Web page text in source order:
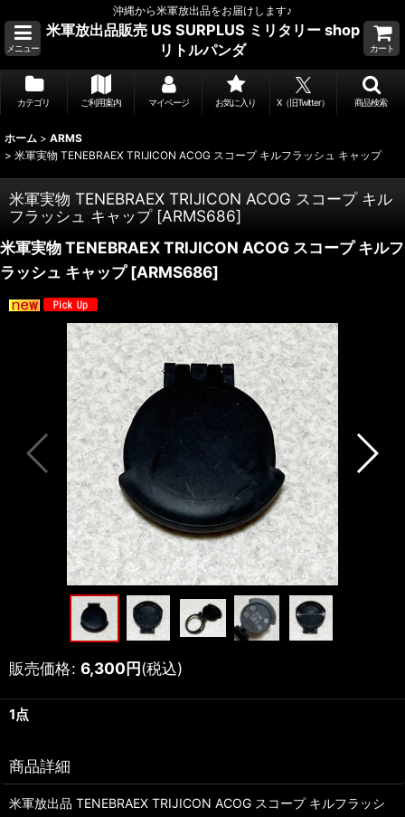
沖縄から米軍放出品をお届けします♪
メニュー
米軍放出品販売 US SURPLUS ミリタリー shop
リトルパンダ
カート
カテゴリ ご利用案内 マイページ お気に入り X（旧Twitter） 商品検索
ホーム > ARMS
> 米軍実物 TENEBRAEX TRIJICON ACOG スコープ キルフラッシュ キャップ
米軍実物 TENEBRAEX TRIJICON ACOG スコープ キル
フラッシュ キャップ [ARMS686]
米軍実物 TENEBRAEX TRIJICON ACOG スコープ キルフ
ラッシュ キャップ [ARMS686]
販売価格: 6,300円(税込)
1点
商品詳細
米軍放出品 TENEBRAEX TRIJICON ACOG スコープ キルフラッシ